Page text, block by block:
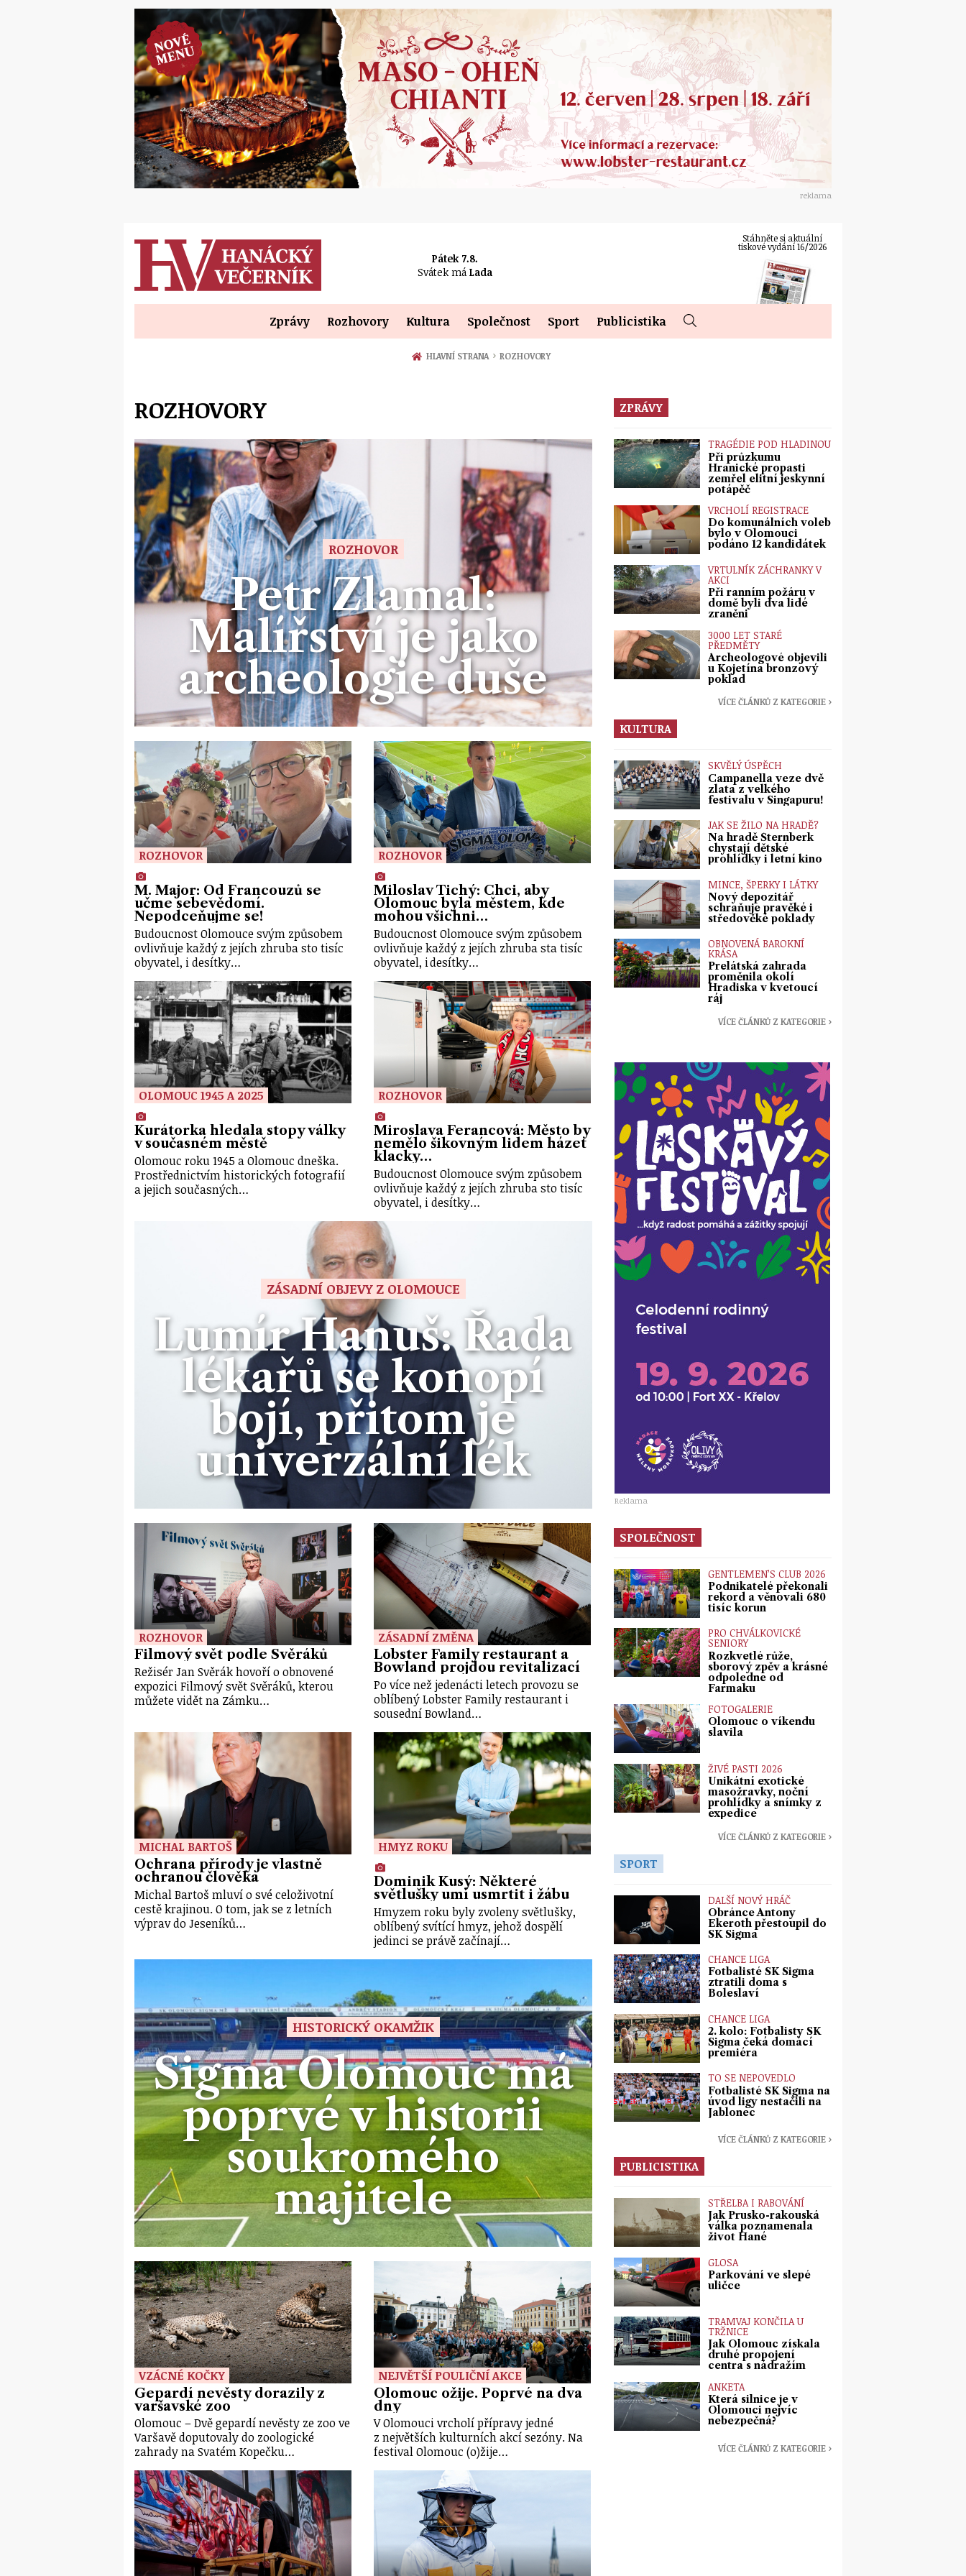
reklama
Pátek 7.8.
Svátek má Lada
Stáhněte si aktuální
tiskové vydání 16/2026
Zprávy Rozhovory Kultura Společnost Sport Publicistika
HLAVNÍ STRANA › ROZHOVORY
ROZHOVORY
ROZHOVOR
Petr Zlamal:
Malířství je jako
archeologie duše
ROZHOVOR
M. Major: Od Francouzů se
učme sebevědomí.
Nepodceňujme se!
Budoucnost Olomouce svým způsobem
ovlivňuje každý z jejích zhruba sto tisíc
obyvatel, i desítky…
ROZHOVOR
Miloslav Tichý: Chci, aby
Olomouc byla městem, kde
mohou všichni…
Budoucnost Olomouce svým způsobem
ovlivňuje každý z jejích zhruba sta tisíc
obyvatel, i desítky…
OLOMOUC 1945 A 2025
Kurátorka hledala stopy války
v současném městě
Olomouc roku 1945 a Olomouc dneška.
Prostřednictvím historických fotografií
a jejich současných…
ROZHOVOR
Miroslava Ferancová: Město by
nemělo šikovným lidem házet
klacky…
Budoucnost Olomouce svým způsobem
ovlivňuje každý z jejích zhruba sto tisíc
obyvatel, i desítky…
ZÁSADNÍ OBJEVY Z OLOMOUCE
Lumír Hanuš: Řada
lékařů se konopí
bojí, přitom je
univerzální lék
ROZHOVOR
Filmový svět podle Svěráků
Režisér Jan Svěrák hovoří o obnovené
expozici Filmový svět Svěráků, kterou
můžete vidět na Zámku…
ZÁSADNÍ ZMĚNA
Lobster Family restaurant a
Bowland projdou revitalizací
Po více než jedenácti letech provozu se
oblíbený Lobster Family restaurant i
sousední Bowland…
MICHAL BARTOŠ
Ochrana přírody je vlastně
ochranou člověka
Michal Bartoš mluví o své celoživotní
cestě krajinou. O tom, jak se z letních
výprav do Jeseníků…
HMYZ ROKU
Dominik Kusý: Některé
světlušky umí usmrtit i žábu
Hmyzem roku byly zvoleny světlušky,
oblíbený svítící hmyz, jehož dospělí
jedinci se právě začínají…
HISTORICKÝ OKAMŽIK
Sigma Olomouc má
poprvé v historii
soukromého
majitele
VZÁCNÉ KOČKY
Gepardí nevěsty dorazily z
varšavské zoo
Olomouc – Dvě gepardí nevěsty ze zoo ve
Varšavě doputovaly do zoologické
zahrady na Svatém Kopečku…
NEJVĚTŠÍ POULIČNÍ AKCE
Olomouc ožije. Poprvé na dva
dny
V Olomouci vrcholí přípravy jedné
z největších kulturních akcí sezóny. Na
festival Olomouc (o)žije…
ZPRÁVY
TRAGÉDIE POD HLADINOU
Při průzkumu
Hranické propasti
zemřel elitní jeskynní
potápěč
VRCHOLÍ REGISTRACE
Do komunálních voleb
bylo v Olomouci
podáno 12 kandidátek
VRTULNÍK ZÁCHRANKY V
AKCI
Při ranním požáru v
domě byli dva lidé
zraněni
3000 LET STARÉ
PŘEDMĚTY
Archeologové objevili
u Kojetína bronzový
poklad
VÍCE ČLÁNKŮ Z KATEGORIE ›
KULTURA
SKVĚLÝ ÚSPĚCH
Campanella veze dvě
zlata z velkého
festivalu v Singapuru!
JAK SE ŽILO NA HRADĚ?
Na hradě Šternberk
chystají dětské
prohlídky i letní kino
MINCE, ŠPERKY I LÁTKY
Nový depozitář
schraňuje pravěké i
středověké poklady
OBNOVENÁ BAROKNÍ
KRÁSA
Prelátská zahrada
proměnila okolí
Hradiska v kvetoucí
ráj
VÍCE ČLÁNKŮ Z KATEGORIE ›
Reklama
SPOLEČNOST
GENTLEMEN’S CLUB 2026
Podnikatelé překonali
rekord a věnovali 680
tisíc korun
PRO CHVÁLKOVICKÉ
SENIORY
Rozkvetlé růže,
sborový zpěv a krásné
odpoledne od
Farmaku
FOTOGALERIE
Olomouc o víkendu
slavila
ŽIVÉ PASTI 2026
Unikátní exotické
masožravky, noční
prohlídky a snímky z
expedice
VÍCE ČLÁNKŮ Z KATEGORIE ›
SPORT
DALŠÍ NOVÝ HRÁČ
Obránce Antony
Ekeroth přestoupil do
SK Sigma
CHANCE LIGA
Fotbalisté SK Sigma
ztratili doma s
Boleslaví
CHANCE LIGA
2. kolo: Fotbalisty SK
Sigma čeká domácí
premiéra
TO SE NEPOVEDLO
Fotbalisté SK Sigma na
úvod ligy nestačili na
Jablonec
VÍCE ČLÁNKŮ Z KATEGORIE ›
PUBLICISTIKA
STŘELBA I RABOVÁNÍ
Jak Prusko-rakouská
válka poznamenala
život Hané
GLOSA
Parkování ve slepé
uličce
TRAMVAJ KONČILA U
TRŽNICE
Jak Olomouc získala
druhé propojení
centra s nádražím
ANKETA
Která silnice je v
Olomouci nejvíc
nebezpečná?
VÍCE ČLÁNKŮ Z KATEGORIE ›